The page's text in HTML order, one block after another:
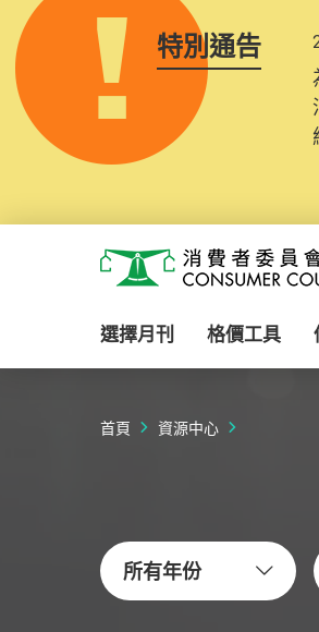
特別通告
消費者委員會
選擇月刊 格價工具
首頁 資源中心
所有年份